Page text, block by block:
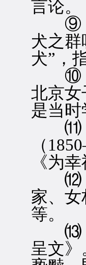
言论。
⑨ 邑
犬之
犬”，
⑩ 这
北京女
是当
⑾
（
《为
⑿
家、
等。
⒀ 章
呈文